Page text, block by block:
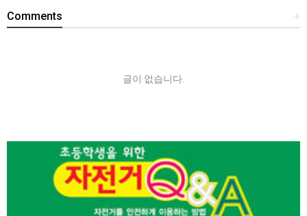
+
Comments
글이 없습니다.